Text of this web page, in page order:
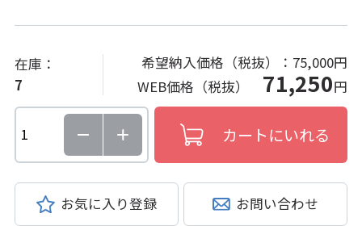
在庫：
7
希望納入価格（税抜）： 75,000円
WEB価格（税抜） 71,250円
お気に入り登録 お問い合わせ